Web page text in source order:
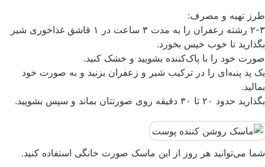
طرز تهیه و مصرف:
۲-۳ رشته زعفران را به مدت ۳ ساعت در ۱ قاشق غذاخوری شیر
بگذارید تا خوب خیس بخورد.
صورت خود را با پاک‌کننده بشویید و خشک کنید.
یک پد پنبه‌ای را در ترکیب شیر و زعفران بزنید و به صورت خود
بمالید.
بگذارید حدود ۲۰ تا ۳۰ دقیقه روی صورتتان بماند و سپس بشویید.
شما می‌توانید هر روز از این ماسک صورت خانگی استفاده کنید.